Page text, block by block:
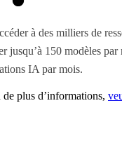
à des milliers de
jusqu’à 150 modèles par
IA par mois.
plus d’informations,